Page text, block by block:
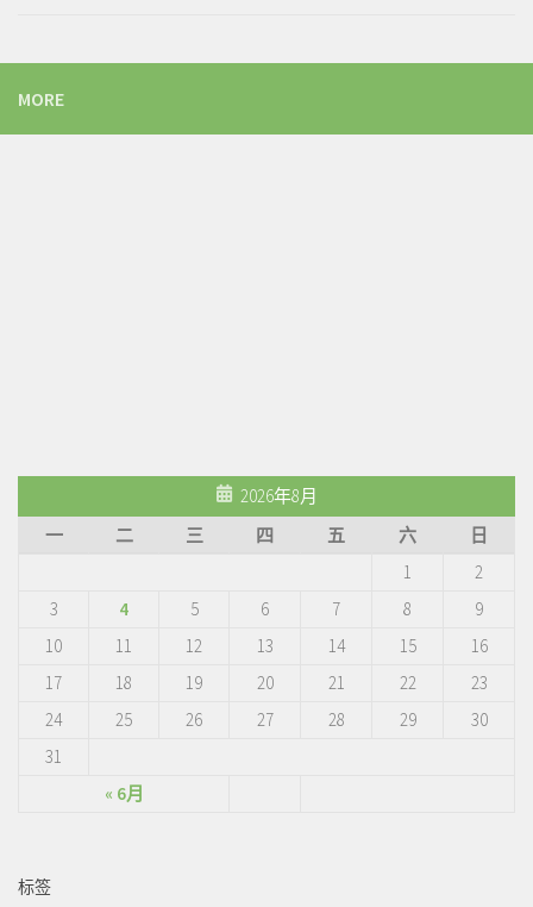
MORE
2026年8月
一
二 三 四 五 六 日
« 6月
1
2
3
4 5 6 7 8
9
10
11 12 13 14 15
16
17
18 19 20 21 22
23
24
25 26 27 28 29
30
31
标签